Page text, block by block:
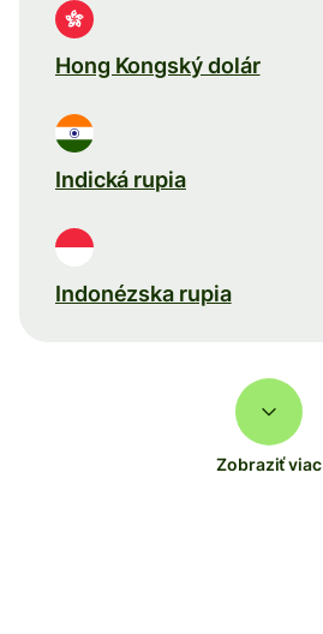
Hong Kongský dolár
Indická rupia
Indonézska rupia
Zobraziť viac